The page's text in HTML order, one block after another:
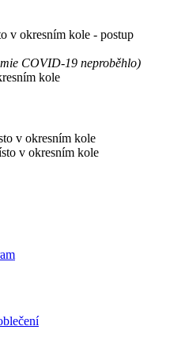
v okresním kole - postup
COVID-19 neproběhlo)
kole
v okresním kole
v okresním kole